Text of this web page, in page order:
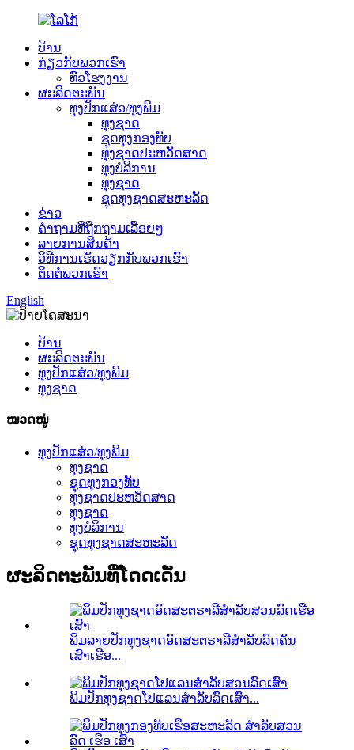
ບ້ານ
ກ່ຽວກັບພວກເຮົາ
ທົວໂຮງງານ
ຜະລິດຕະພັນ
ທຸງປັກແສ່ວ/ທຸງພິມ
ທຸງຊາດ
ຊຸດທຸງກອງທັບ
ທຸງຊາດປະຫວັດສາດ
ທຸງບໍລິການ
ທຸງຊາດ
ຊຸດທຸງຊາດສະຫະລັດ
ຂ່າວ
ຄຳຖາມທີ່ຖືກຖາມເລື້ອຍໆ
ລາຍການສິນຄ້າ
ວິທີການເຮັດວຽກກັບພວກເຮົາ
ຕິດຕໍ່ພວກເຮົາ
English
ບ້ານ
ຜະລິດຕະພັນ
ທຸງປັກແສ່ວ/ທຸງພິມ
ທຸງຊາດ
ໝວດໝູ່
ທຸງປັກແສ່ວ/ທຸງພິມ
ທຸງຊາດ
ຊຸດທຸງກອງທັບ
ທຸງຊາດປະຫວັດສາດ
ທຸງຊາດ
ທຸງບໍລິການ
ຊຸດທຸງຊາດສະຫະລັດ
ຜະລິດຕະພັນທີ່ໂດດເດັ່ນ
ພິມລາຍປັກທຸງຊາດອົດສະຕຣາລີສຳລັບລົດຄັນ
ເສົາເຮືອ...
ພິມປັກທຸງຊາດໂປແລນສຳລັບລົດເສົາ...